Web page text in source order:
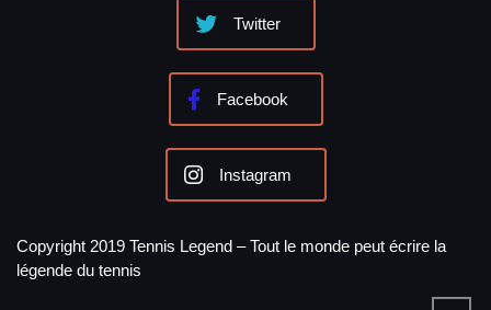
Twitter
Facebook
Instagram
Copyright 2019 Tennis Legend – Tout le monde peut écrire la
légende du tennis